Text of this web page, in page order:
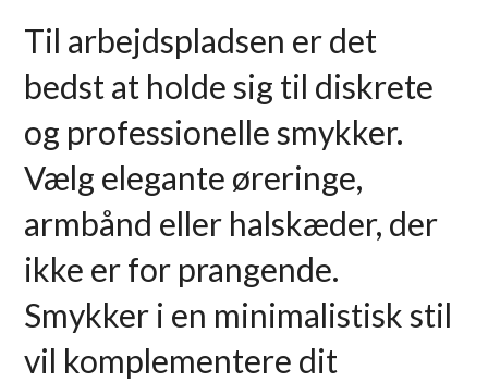
Til arbejdspladsen er det
bedst at holde sig til diskrete
og professionelle smykker.
Vælg elegante øreringe,
armbånd eller halskæder, der
ikke er for prangende.
Smykker i en minimalistisk stil
vil komplementere dit